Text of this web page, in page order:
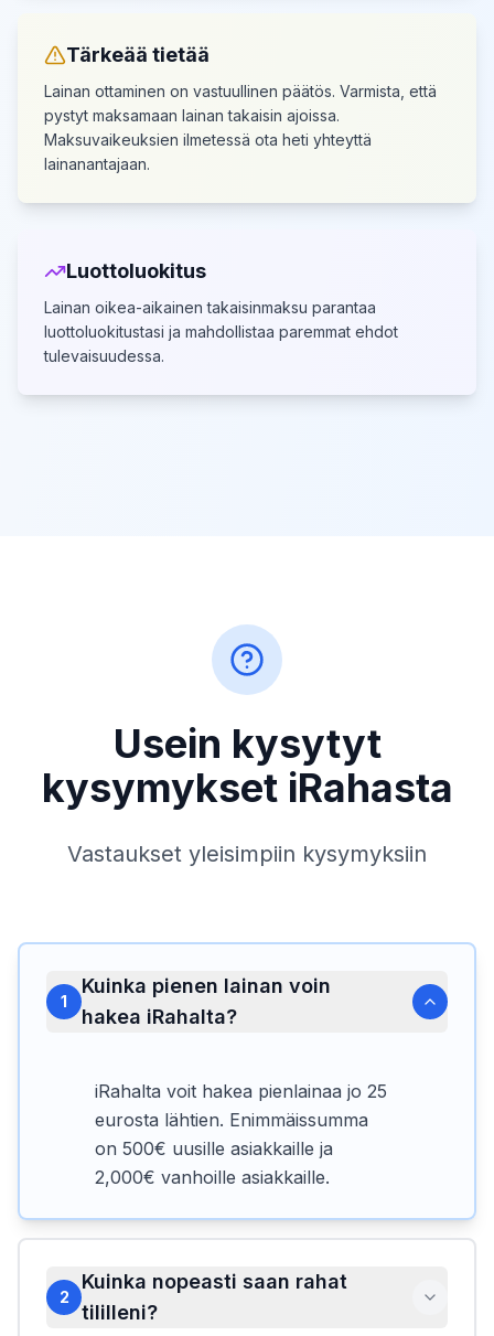
Tärkeää tietää
Lainan ottaminen on vastuullinen päätös. Varmista, että
pystyt maksamaan lainan takaisin ajoissa.
Maksuvaikeuksien ilmetessä ota heti yhteyttä
lainanantajaan.
Luottoluokitus
Lainan oikea-aikainen takaisinmaksu parantaa
luottoluokitustasi ja mahdollistaa paremmat ehdot
tulevaisuudessa.
Usein kysytyt
kysymykset iRahasta
Vastaukset yleisimpiin kysymyksiin
1
Kuinka pienen lainan voin
hakea iRahalta?
iRahalta voit hakea pienlainaa jo 25
eurosta lähtien. Enimmäissumma
on 500€ uusille asiakkaille ja
2,000€ vanhoille asiakkaille.
2
Kuinka nopeasti saan rahat
tililleni?